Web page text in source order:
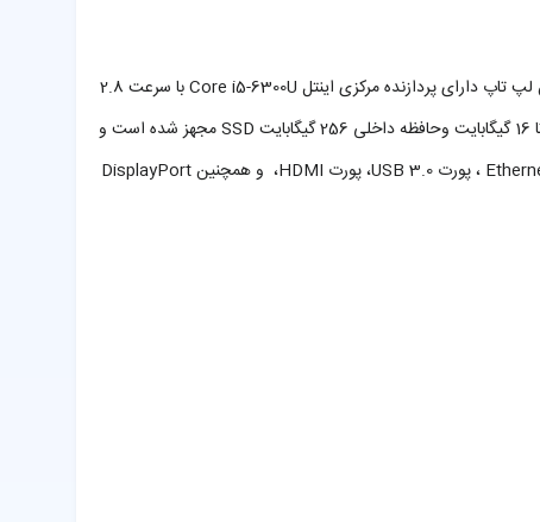
لپ تاپ دل از سری لتیتود مدل Dell Latitude E7480 دارای صفحه نمایشی مات در اندازه 14 اینچ و دقت صفحه نمایش (FHD( 1920 x 1080 می باشد. این لپ تاپ دارای پردازنده مرکزی اینتل Core i5-6300U با سرعت 2.8
تا 3.9 گیگاهرتز می باشد که می تواند اطلاعات را پردازش نماید. این لپ تاپ از سری خوشنام Latitude به حافظه رم 8 گیگابایتی از نوع DDR4 با قابلیت ارتقا تا 16 گیگابایت وحافظه داخلی 256 گیگابایت SSD مجهز شده است و
دارای پردازنده گرافیکی Intel HD Graphics 520 می باشد که تا 4 گیگا بایت به اشتراک میگذارد. پورت های ارتباطی این دستگاه را می توان به پورت شبکه Ethernet ، پورت USB 3.0، پورت HDMI، و همچنین DisplayPort